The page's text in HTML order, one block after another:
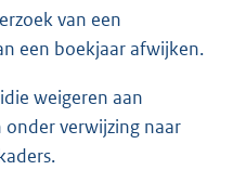
van een
een boekjaar afwijken.
weigeren aan
verwijzing naar